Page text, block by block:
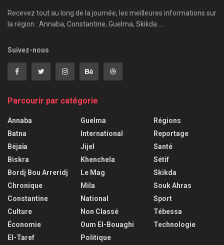
Recevez tout au long de la journée, les meilleures informations sur
la région : Annaba, Constantine, Guelma, Skikda ....
Suivez-nous
Parcourir par catégorie
Annaba
Batna
Béjaïa
Biskra
Bordj Bou Arreridj
Chronique
Constantine
Culture
Économie
El-Taref
Guelma
International
Jijel
Khenchela
Le Mag
Mila
National
Non Classé
Oum El-Bouaghi
Politique
Régions
Reportage
Santé
Sétif
Skikda
Souk Ahras
Sport
Tébessa
Technologie